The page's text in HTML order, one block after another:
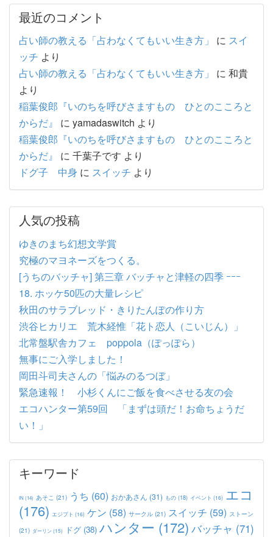
最近のコメント
占い師の教える「占わなくてもいい生き方」 に スイ
ッチ より
占い師の教える「占わなくてもいい生き方」
に 和貴
より
稲葉俊郎『いのちを呼びさますもの ひとのこころと
からだ』
に yamadaswitch より
稲葉俊郎『いのちを呼びさますもの ひとのこころと
からだ』
に 千葉子です より
ドグ子 中身 に スイッチ より
人気の投稿
ゆきのまち幻想文学賞
究極のマヨネーズをつくる。
[うちのバッチャ] 第三章 バッチャと津軽の四季 ｰｰｰ
18. ホッケ50匹の大量レシピ
秋田のサラブレッド・きりたんぽの作り方
渋谷ヒカリエ 荒木経惟「花ト恋人（こいじん）」
北常盤駅舎カフェ poppola（ぽっぽら）
無事にご入学しました！
岡田斗司夫さんの「悩みのるつぼ」
緊急速報！ 小杉くんにご飯を食べさせる友の会
エコハンター第59回 「まずは頭だ！お命ちょうだ
い！」
キーワード
IN(14) あそこ (21) うち (60) おかあさん (31) もの (18) イベント (16) エコ
(176) エジプト (16) ケン (58) サークル (21) スイッチ (59) ストーン
(21) ダーリン(15) ドグ (38) ハンター (172) バッチャ (71)